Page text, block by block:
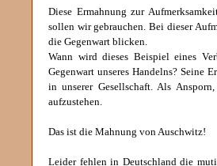
Diese Ermahnung zur
sollen wir gebrauchen. Bei dieser
die Gegenwart blicken.
Wann wird dieses Beispiel eines
Gegenwart unseres Handelns? Seine
in unserer Gesellschaft. Als
aufzustehen.
Das ist die Mahnung von Auschwitz!
Leider fehlen in Deutschland die